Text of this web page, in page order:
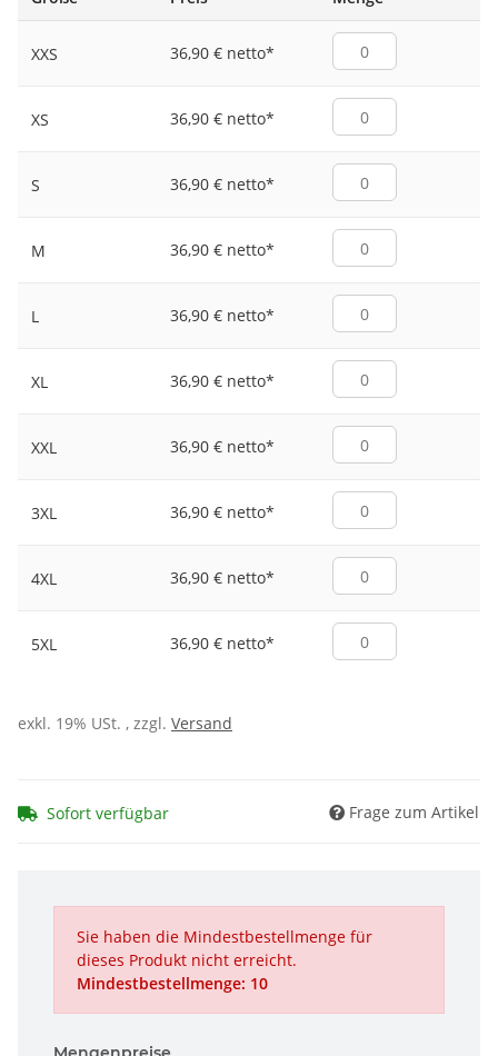
XXS 36,90 € netto*
XS 36,90 € netto*
S 36,90 € netto*
M 36,90 € netto*
L 36,90 € netto*
XL 36,90 € netto*
XXL 36,90 € netto*
3XL 36,90 € netto*
4XL 36,90 € netto*
5XL 36,90 € netto*
exkl. 19% USt. , zzgl. Versand
Sofort verfügbar Frage zum Artikel
Sie haben die Mindestbestellmenge für
dieses Produkt nicht erreicht.
Mindestbestellmenge: 10